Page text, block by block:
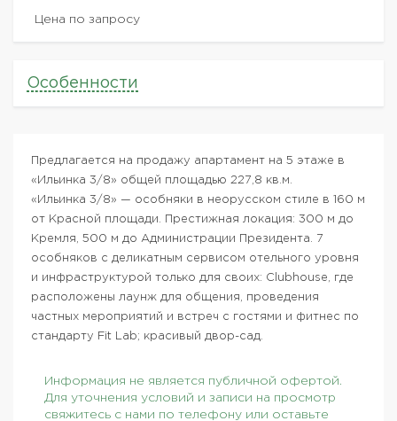
Цена по запросу
Особенности
Предлагается на продажу апартамент на 5 этаже в
«Ильинка 3/8» общей площадью 227,8 кв.м.
«Ильинка 3/8» — особняки в неорусском стиле в 160 м
от Красной площади. Престижная локация: 300 м до
Кремля, 500 м до Администрации Президента. 7
особняков с деликатным сервисом отельного уровня
и инфраструктурой только для своих: Clubhouse, где
расположены лаунж для общения, проведения
частных мероприятий и встреч с гостями и фитнес по
стандарту Fit Lab; красивый двор-сад.
Информация не является публичной офертой.
Для уточнения условий и записи на просмотр
свяжитесь с нами по телефону или оставьте